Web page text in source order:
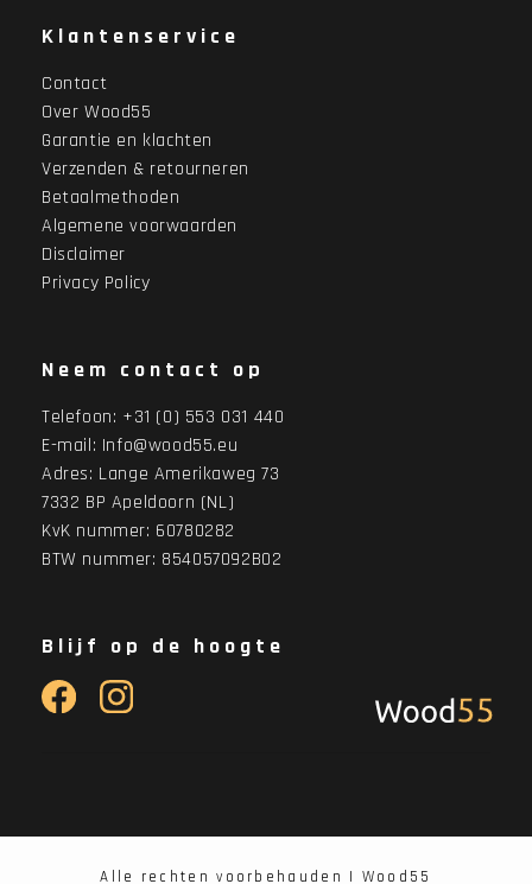
Klantenservice
Contact
Over Wood55
Garantie en klachten
Verzenden & retourneren
Betaalmethoden
Algemene voorwaarden
Disclaimer
Privacy Policy
Neem contact op
Telefoon: +31 (0) 553 031 440
E-mail: Info@wood55.eu
Adres: Lange Amerikaweg 73
7332 BP Apeldoorn (NL)
KvK nummer: 60780282
BTW nummer: 854057092B02
Blijf op de hoogte
Alle rechten voorbehauden | Wood55